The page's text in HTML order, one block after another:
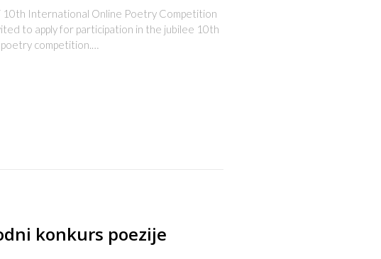
10th International Online Poetry Competition
to apply for participation in the jubilee 10th
competition.…
konkurs poezije